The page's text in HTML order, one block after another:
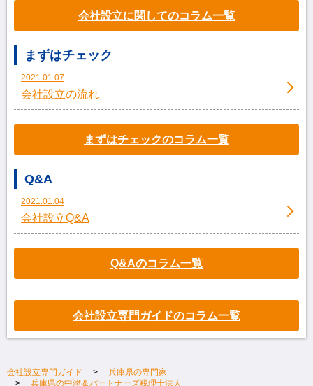
会社設立に関してのコラム一覧
まずはチェック
2021.01.07
会社設立の流れ
まずはチェックのコラム一覧
Q&A
2021.01.04
会社設立Q&A
Q&Aのコラム一覧
会社設立専門ガイドのコラム一覧
会社設立専門ガイド
兵庫県の専門家
兵庫県の中津＆パートナーズ税理士法人